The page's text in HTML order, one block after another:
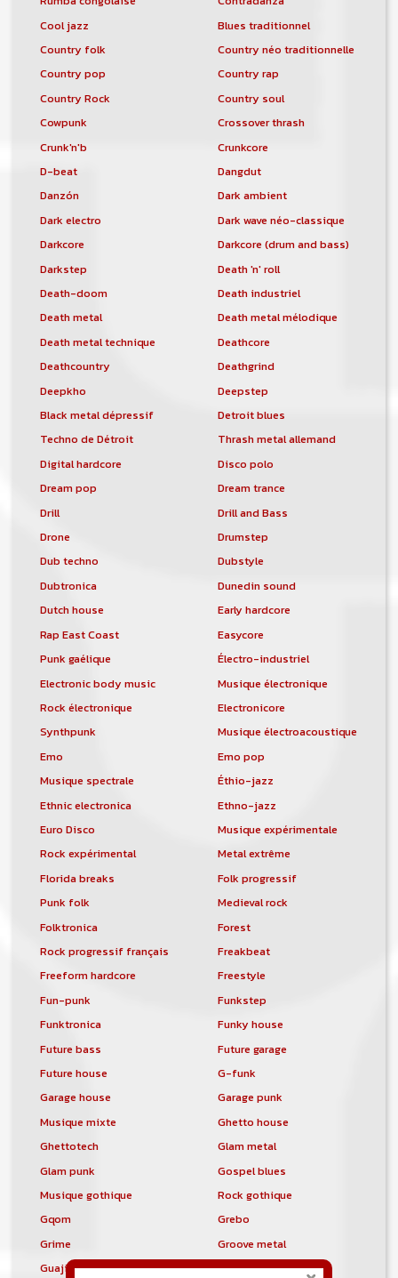
Cool jazz
Blues traditionnel
Country folk
Country néo traditionnelle
Country pop
Country rap
Country Rock
Country soul
Cowpunk
Crossover thrash
Crunk'n'b
Crunkcore
D-beat
Dangdut
Danzón
Dark ambient
Dark electro
Dark wave néo-classique
Darkcore
Darkcore (drum and bass)
Darkstep
Death 'n' roll
Death-doom
Death industriel
Death metal
Death metal mélodique
Death metal technique
Deathcore
Deathcountry
Deathgrind
Deepkho
Deepstep
Black metal dépressif
Detroit blues
Techno de Détroit
Thrash metal allemand
Digital hardcore
Disco polo
Dream pop
Dream trance
Drill
Drill and Bass
Drone
Drumstep
Dub techno
Dubstyle
Dubtronica
Dunedin sound
Dutch house
Early hardcore
Rap East Coast
Easycore
Punk gaélique
Électro-industriel
Electronic body music
Musique électronique
Rock électronique
Electronicore
Synthpunk
Musique électroacoustique
Emo
Emo pop
Musique spectrale
Éthio-jazz
Ethnic electronica
Ethno-jazz
Euro Disco
Musique expérimentale
Rock expérimental
Metal extrême
Florida breaks
Folk progressif
Punk folk
Medieval rock
Folktronica
Forest
Rock progressif français
Freakbeat
Freeform hardcore
Freestyle
Fun-punk
Funkstep
Funktronica
Funky house
Future bass
Future garage
Future house
G-funk
Garage house
Garage punk
Musique mixte
Ghetto house
Ghettotech
Glam metal
Glam punk
Gospel blues
Musique gothique
Rock gothique
Gqom
Grebo
Grime
Groove metal
Guajira
Guaracha